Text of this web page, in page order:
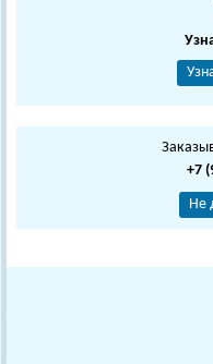
+7
Не